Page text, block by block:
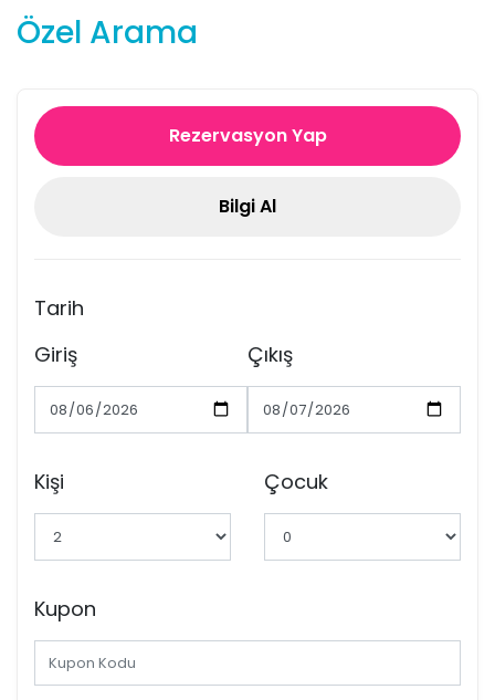
Özel Arama
Rezervasyon Yap
Bilgi Al
Tarih
Giriş
Çıkış
Kişi Çocuk
Kupon